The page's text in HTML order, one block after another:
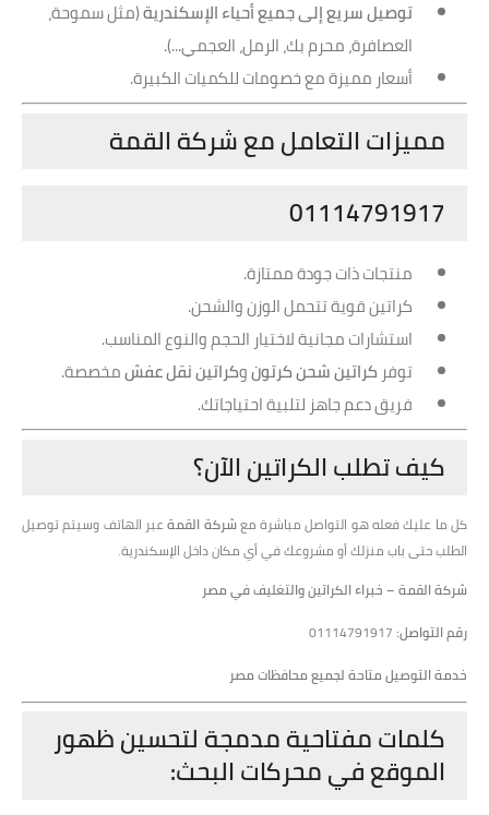
توصيل سريع إلى جميع أحياء الإسكندرية(مثل سموحة،
العصافرة، محرم بك، الرمل، العجمي...).
أسعار مميزة مع خصومات للكميات الكبيرة.
مميزات التعامل مع شركة القمة
01114791917
منتجات ذات جودة ممتازة.
كراتين قوية تتحمل الوزن والشحن.
استشارات مجانية لاختيار الحجم والنوع المناسب.
توفر كراتين شحن كرتونوكراتين نقل عفشمخصصة.
فريق دعم جاهز لتلبية احتياجاتك.
كيف تطلب الكراتين الآن؟
كل ما عليك فعله هو التواصل مباشرة معشركة القمةعبر الهاتف وسيتم توصيل
الطلب حتى باب منزلك أو مشروعك في أي مكان داخل الإسكندرية.
شركة القمة – خبراء الكراتين والتغليف في مصر
رقم التواصل:
خدمة التوصيل متاحة لجميع محافظات مصر
كلمات مفتاحية مدمجة لتحسين ظهور
الموقع في محركات البحث: